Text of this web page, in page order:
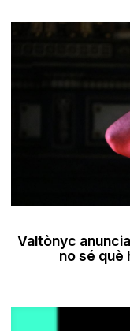
Valtònyc
no sé què